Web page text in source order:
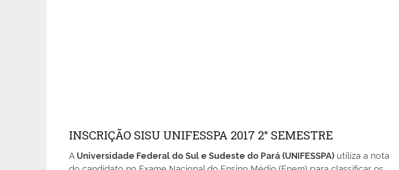
INSCRIÇÃO SISU UNIFESSPA 2017 2° SEMESTRE
A Universidade Federal do Sul e Sudeste do Pará (UNIFESSPA) utiliza a nota